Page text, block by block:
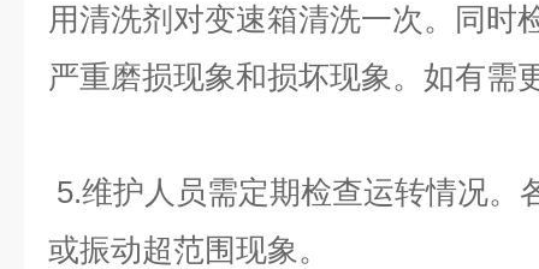
用清洗剂对变速箱清洗一次。同时
严重磨损现象和损坏现象。如有
5.维护人员需定期检查运转情况。
或振动超范围现象。